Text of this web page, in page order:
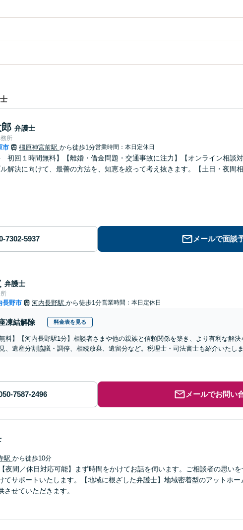
弁護士
所
市 橿原神宮前駅 から徒歩1分営業時間：本日定休日
初回１時間無料】【離婚・借金問題・交通事故に注力】【オンライン相談
解決に向けて、最善の方法を、知恵を絞って考え抜きます。【土日・夜間相
メールで面談
弁護士
長野市 河内長野駅 から徒歩1分営業時間：本日定休日
凍結解除 料金表を見る
無料】【河内長野駅1分】相談者さまや他の親族と信頼関係を築き、より有利な解
、遺産分割協議・調停、相続放棄、遺留分など。税理士・司法書士も紹介いたし
メールでお問い
駅 から徒歩10分
夜間／休日対応可能】まず時間をかけてお話を伺います。ご相談者の思い
てサポートいたします。【地域に根ざした弁護士】地域密着型のアットホー
せていただきます。